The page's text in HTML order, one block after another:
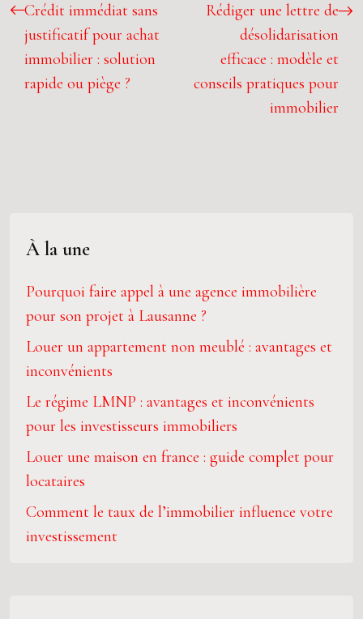
Crédit immédiat sans
justificatif pour achat
immobilier : solution
rapide ou piège ?
Rédiger une lettre de
désolidarisation
efficace : modèle et
conseils pratiques pour
immobilier
À la une
Pourquoi faire appel à une agence immobilière
pour son projet à Lausanne ?
Louer un appartement non meublé : avantages et
inconvénients
Le régime LMNP : avantages et inconvénients
pour les investisseurs immobiliers
Louer une maison en france : guide complet pour
locataires
Comment le taux de l’immobilier influence votre
investissement